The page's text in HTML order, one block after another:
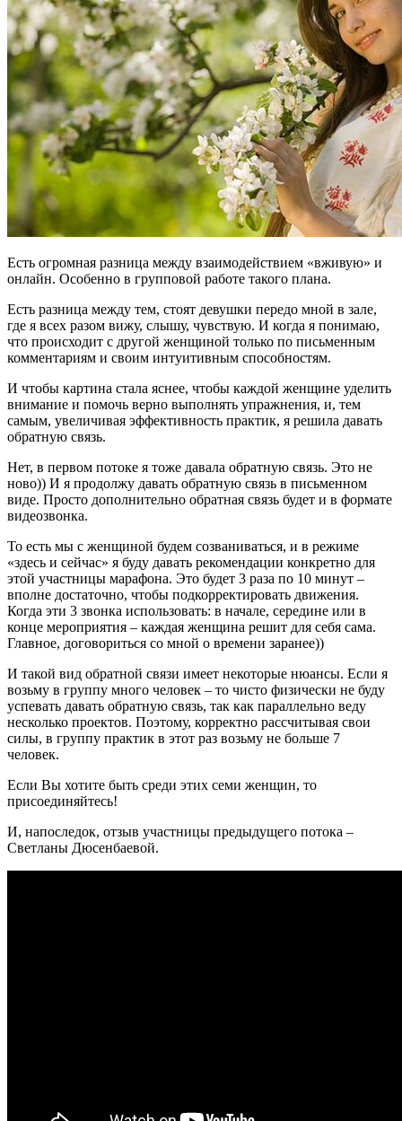
Есть огромная разница между взаимодействием «вживую» и
онлайн. Особенно в групповой работе такого плана.
Есть разница между тем, стоят девушки передо мной в зале,
где я всех разом вижу, слышу, чувствую. И когда я понимаю,
что происходит с другой женщиной только по письменным
комментариям и своим интуитивным способностям.
И чтобы картина стала яснее, чтобы каждой женщине уделить
внимание и помочь верно выполнять упражнения, и, тем
самым, увеличивая эффективность практик, я решила давать
обратную связь.
Нет, в первом потоке я тоже давала обратную связь. Это не
ново)) И я продолжу давать обратную связь в письменном
виде. Просто дополнительно обратная связь будет и в формате
видеозвонка.
То есть мы с женщиной будем созваниваться, и в режиме
«здесь и сейчас» я буду давать рекомендации конкретно для
этой участницы марафона. Это будет 3 раза по 10 минут –
вполне достаточно, чтобы подкорректировать движения.
Когда эти 3 звонка использовать: в начале, середине или в
конце мероприятия – каждая женщина решит для себя сама.
Главное, договориться со мной о времени заранее))
И такой вид обратной связи имеет некоторые нюансы. Если я
возьму в группу много человек – то чисто физически не буду
успевать давать обратную связь, так как параллельно веду
несколько проектов. Поэтому, корректно рассчитывая свои
силы, в группу практик в этот раз возьму не больше 7
человек.
Если Вы хотите быть среди этих семи женщин, то
присоединяйтесь!
И, напоследок, отзыв участницы предыдущего потока –
Светланы Дюсенбаевой.